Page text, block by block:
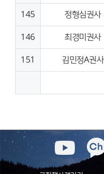
145 정형심권사
146 최경미권사
151 김민정A권사